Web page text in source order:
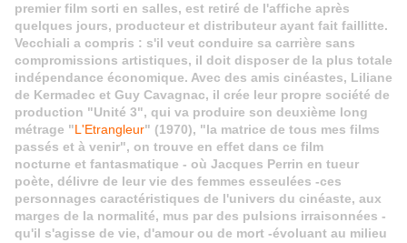
premier film sorti en salles, est retiré de l'affiche après
quelques jours, producteur et distributeur ayant fait faillitte.
Vecchiali a compris : s'il veut conduire sa carrière sans
compromissions artistiques, il doit disposer de la plus totale
indépendance économique. Avec des amis cinéastes, Liliane
de Kermadec et Guy Cavagnac, il crée leur propre société de
production "Unité 3", qui va produire son deuxième long
métrage "L'Etrangleur" (1970), "la matrice de tous mes films
passés et à venir", on trouve en effet dans ce film
nocturne et fantasmatique - où Jacques Perrin en tueur
poète, délivre de leur vie des femmes esseulées -ces
personnages caractéristiques de l'univers du cinéaste, aux
marges de la normalité, mus par des pulsions irraisonnées -
qu'il s'agisse de vie, d'amour ou de mort -évoluant au milieu